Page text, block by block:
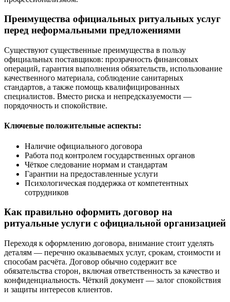
Преимущества официальных ритуальных услуг
перед неформальными предложениями
Существуют существенные преимущества в пользу
официальных поставщиков: прозрачность финансовых
операций, гарантия выполнения обязательств, использование
качественного материала, соблюдение санитарных
стандартов, а также помощь квалифицированных
специалистов. Вместо риска и непредсказуемости —
порядочность и спокойствие.
Ключевые положительные аспекты:
Наличие официального договора
Работа под контролем государственных органов
Чёткое следование нормам и стандартам
Гарантии на предоставленные услуги
Психологическая поддержка от компетентных
сотрудников
Как правильно оформить договор на
ритуальные услуги с официальной организацией
Переходя к оформлению договора, внимание стоит уделять
деталям — перечню оказываемых услуг, срокам, стоимости и
способам расчёта. Договор обычно содержит все
обязательства сторон, включая ответственность за качество и
конфиденциальность. Чёткий документ — залог спокойствия
и защиты интересов клиентов.